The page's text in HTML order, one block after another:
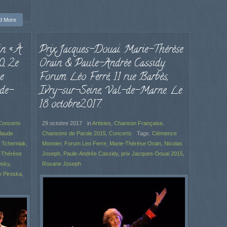
More
« À
2e
Tcherniak
Thérèse
,
Piroska
Prix Jacques-Douai. Marie-Thérèse
Orain & Paule-Andrée Cassidy.
Forum Léo Ferré, 11 rue Barbès,
Ivry-sur-Seine, Val-de-Marne. Le
18 octobre2017.
29 octobre 2017 inArtistes Chanson Française,
Chansons de Parole 2015, Concerts Tags: Clémence
Monnier, Forum Leo Ferre, Marie-Thérèse Orain, Nicolas
Joseph, Paule-Andrée Cassidy, prix Jacques-Douai 2015,
Roxane Joseph